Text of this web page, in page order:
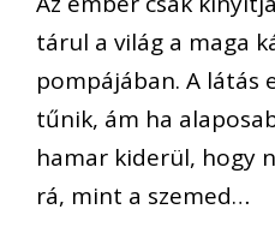
tárul a világ a maga
pompájában. A látás
tűnik, ám ha
hamar kiderül, hogy
rá, mint a szemed…